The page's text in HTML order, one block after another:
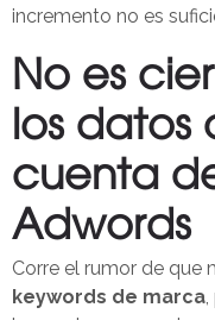
incremento no es
No es
los datos
cuenta
Adwords
Corre el rumor de que
keywords de marca,